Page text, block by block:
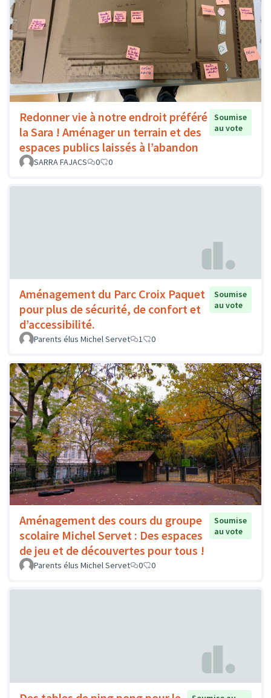
Redonner vie à notre endroit préféré
la Sara ! Aménager un terrain et des
espaces publics laissés à l’abandon
Soumise
au vote
SARRA FAJACS 0 0
Aménagement du Parc Croix Paquet
pour plus de sécurité, de confort et
d’accessibilité.
Soumise
au vote
Parents élus Michel Servet 1 0
Aménagement des cours du groupe
scolaire Michel Servet : Des espaces
de jeu et de découvertes pour tous !
Soumise
au vote
Parents élus Michel Servet 0 0